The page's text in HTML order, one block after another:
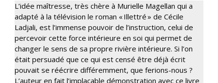
L’idée maîtresse, très chère à Murielle Magellan qui a
adapté à la télévision le roman « Illettré » de Cécile
Ladjali, est l’immense pouvoir de l’instruction, celui de
percevoir cette force intérieure en soi qui permet de
changer le sens de sa propre rivière intérieure. Si l’on
était persuadé que ce qui est censé être déjà écrit
pouvait se réécrire différemment, que ferions-nous ?
L’auteur en fait l’implacable démonstration avec ce livre